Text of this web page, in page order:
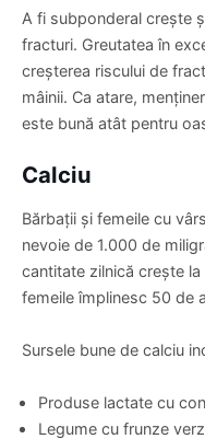
A fi subponderal crește
fracturi. Greutatea în
creșterea riscului de
mâinii. Ca atare,
este bună atât pentru
Calciu
Bărbații și femeile cu
nevoie de 1.000 de
cantitate zilnică crește
femeile împlinesc 50 de
Sursele bune de calciu
Produse lactate cu
Legume cu frunze